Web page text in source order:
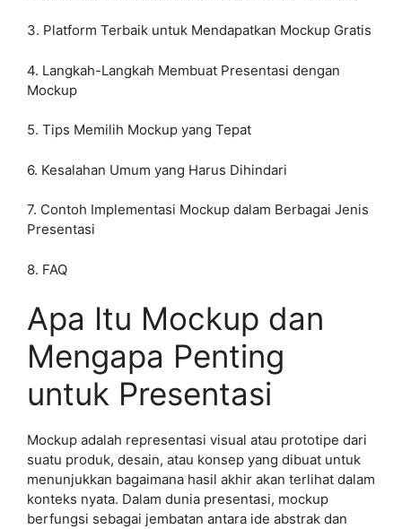
3. Platform Terbaik untuk Mendapatkan Mockup Gratis
4. Langkah-Langkah Membuat Presentasi dengan
Mockup
5. Tips Memilih Mockup yang Tepat
6. Kesalahan Umum yang Harus Dihindari
7. Contoh Implementasi Mockup dalam Berbagai Jenis
Presentasi
8. FAQ
Apa Itu Mockup dan
Mengapa Penting
untuk Presentasi
Mockup adalah representasi visual atau prototipe dari
suatu produk, desain, atau konsep yang dibuat untuk
menunjukkan bagaimana hasil akhir akan terlihat dalam
konteks nyata. Dalam dunia presentasi, mockup
berfungsi sebagai jembatan antara ide abstrak dan